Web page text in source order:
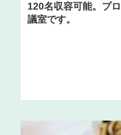
120名収容可能。プ
議室です。